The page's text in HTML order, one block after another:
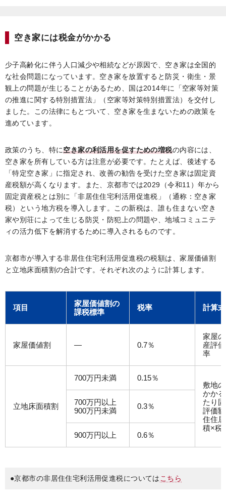
空き家には税金がかかる
少子高齢化に伴う人口減少や相続などが原因で、空き家は全国的
な社会問題になっています。空き家を放置すると防災・衛生・景
観上の問題が生じることがあるため、国は2014年に「空家等対策
の推進に関する特別措置法」（空家等対策特別措置法）を交付し
ました。この法律にもとづいて、空き家を生まないための政策を
進めています。
政策のうち、特に空き家の利活用を促すための増税の内容には、
空き家を所有している方は注意が必要です。たとえば、後述する
「特定空き家」に指定され、改善の勧告を受けた空き家は固定資
産税額が高くなります。また、京都市では2029（令和11）年から
固定資産税とは別に「非居住住宅利活用促進税」（通称：空き家
税）という地方税を導入します。この新税は、誰も住まない空き
家や別荘によって生じる防災・防犯上の問題や、地域コミュニテ
ィの活力低下を解消するために導入されるものです。
京都市が導入する非居住住宅利活用促進税の税額は、家屋価値割
と立地床面積割の合計です。それぞれ次のように計算します。
項目
家屋価値割の
課税標準
税率 計算式
家屋価値割 ― 0.7％
家屋
産評
率
立地床面積割
700万円未満
0.15％
敷地
かか
たり
評価
住住
積×税
700万円以上
900万円未満
0.3％
900万円以上 0.6％
●京都市の非居住住宅利活用促進税については こちら